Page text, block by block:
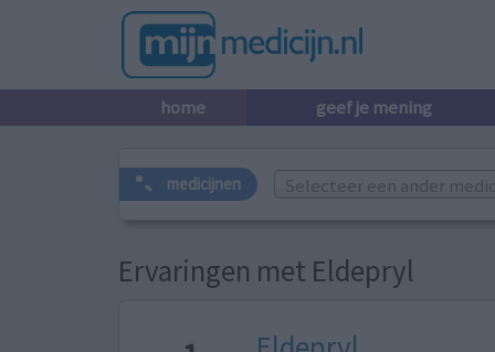
home geef je mening
medicijnen Selecteer een ander
Ervaringen met Eldepryl